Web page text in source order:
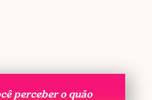
perceber o quão